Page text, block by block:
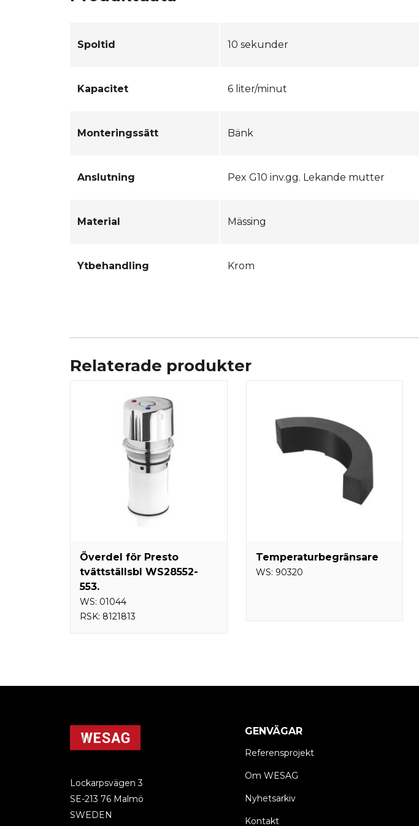
Spoltid 10 sekunder
Kapacitet 6 liter/minut
Monteringssätt Bänk
Anslutning Pex G10 inv.gg. Lekande mutter
Material Mässing
Ytbehandling Krom
Relaterade produkter
Överdel för Presto
tvättställsbl WS28552-
553.
WS: 01044
RSK: 8121813
Temperaturbegränsare
WS: 90320
Lockarpsvägen 3
SE-213 76 Malmö
SWEDEN
GENVÄGAR
Referensprojekt
Om WESAG
Nyhetsarkiv
Kontakt